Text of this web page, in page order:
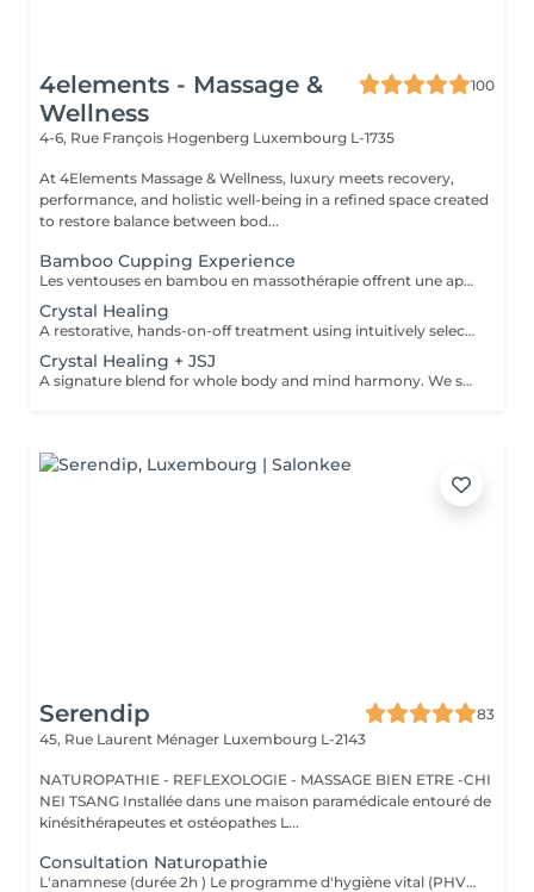
4elements - Massage &
Wellness
100
4-6, Rue François Hogenberg Luxembourg L-1735
At 4Elements Massage & Wellness, luxury meets recovery,
performance, and holistic well-being in a refined space created
to restore balance between bod...
Bamboo Cupping Experience
Les ventouses en bambou en massothérapie offrent une approche naturelle, douce et non invasive pour le soin du corps Elles agissent en profondeur tout en respectant les tissus, sans provoquer de douleur ni de marques. Bienfaits principaux : Stimulent la microcirculation sanguine et améliorent l'oxygénation des tissus Favorisent la récupération musculaire et réduisent les tensions, notamment au niveau du dos et de la nuque Produisent un effet de drainage lymphatique, aidant à diminuer les dèmes Améliorent la tonicité et l'élasticité de la peau Induisent une relaxation profonde, bénéfique en cas de stress Grâce aux propriétés naturelles du bambou, le massage se caractérise par un glissement fluide et une pression maîtrisée, garantissant un soin confortable et non traumatique. Contre-indications : Affections cutanées inflammatoires, varices, hypertension artérielle sévère, fragilité vasculaire.
Crystal Healing
A restorative, hands-on-off treatment using intuitively selected crystals placed on and around the body. - A 20 minute phone call before the session to explore your goals and tailor your plan - A personalized Crystal body layout (and intention focused grids if needed) - Chakra balancing to realign and stabilize your energy centers - Energy field cleansing (aura sweep, grounding, and sealing) - Yin-Yang harmonization for overall energetic coherence - Aftercare suggestions Ideal for: stress relief, emotional balance, mental clarity, energetic reset. For questions and additional information, please contact claudia@4elements.lu
Crystal Healing + JSJ
A signature blend for whole body and mind harmony. We set your intention, select specific crystals, and apply JSJ flows that complement your needsperfect for layered support (physical, emotional, and subtle energy). For questions and additional information, please contact claudia@4elements.lu
Serendip
83
45, Rue Laurent Ménager Luxembourg L-2143
NATUROPATHIE - REFLEXOLOGIE - MASSAGE BIEN ETRE -CHI
NEI TSANG Installée dans une maison paramédicale entouré de
kinésithérapeutes et ostéopathes L...
Consultation Naturopathie
L'anamnese (durée 2h ) Le programme d'hygiène vital (PHV) Je vous remettrai un programme d'hygiène vital, par mail, sous quelques jours , Il est constitué de conseils naturopathiques personnalisés et dédiés pour une prise en charge globale des différents plans de la santé (alimentation, activités physiques, gestion psycho-émotionnel) et pourra être complété selon le cas par des complémentations nutritionnelles. Nous ferons un point par téléphone afin de vous donner plus amples explications sur ces conseils.